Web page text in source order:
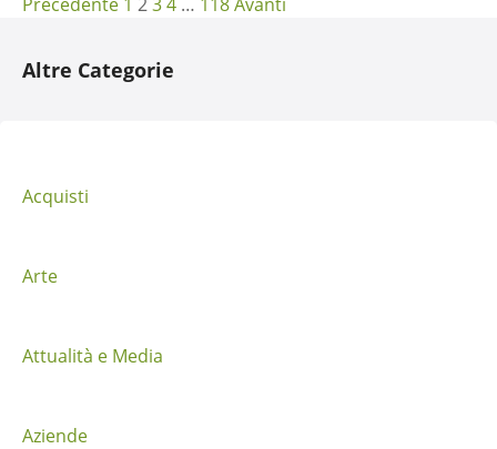
N
a
g
z
o
n
Altre Categorie
Acquisti
Arte
Attualità e Media
Aziende